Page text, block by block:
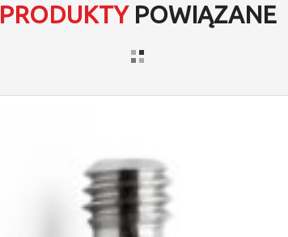
PRODUKTYPOWIĄZANE